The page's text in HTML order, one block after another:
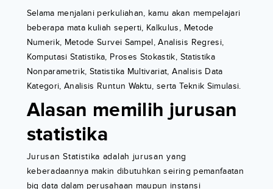
Selama menjalani perkuliahan, kamu akan mempelajari
beberapa mata kuliah seperti, Kalkulus, Metode
Numerik, Metode Survei Sampel, Analisis Regresi,
Komputasi Statistika, Proses Stokastik, Statistika
Nonparametrik, Statistika Multivariat, Analisis Data
Kategori, Analisis Runtun Waktu, serta Teknik Simulasi.
Alasan memilih jurusan
statistika
Jurusan Statistika adalah jurusan yang
keberadaannya makin dibutuhkan seiring pemanfaatan
big data dalam perusahaan maupun instansi